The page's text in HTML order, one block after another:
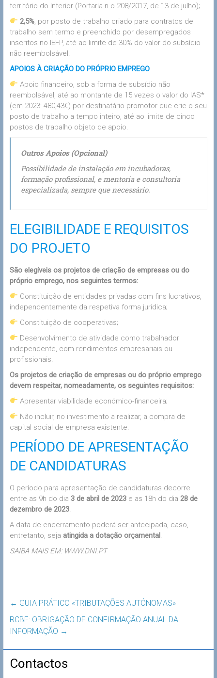
território do Interior (Portaria n.o 208/2017, de 13 de julho);
2,5%, por posto de trabalho criado para contratos de
trabalho sem termo e preenchido por desempregados
inscritos no IEFP, até ao limite de 30% do valor do subsídio
não reembolsável.
APOIOS À CRIAÇÃO DO PRÓPRIO EMPREGO
Apoio financeiro, sob a forma de subsídio não
reembolsável, até ao montante de 15 vezes o valor do IAS*
(em 2023: 480,43€) por destinatário promotor que crie o seu
posto de trabalho a tempo inteiro, até ao limite de cinco
postos de trabalho objeto de apoio.
Outros Apoios (Opcional)
Possibilidade de instalação em incubadoras,
formação profissional, e mentoria e consultoria
especializada, sempre que necessário.
ELEGIBILIDADE E REQUISITOS
DO PROJETO
São elegíveis os projetos de criação de empresas ou do
próprio emprego, nos seguintes termos:
Constituição de entidades privadas com fins lucrativos,
independentemente da respetiva forma jurídica;
Constituição de cooperativas;
Desenvolvimento de atividade como trabalhador
independente, com rendimentos empresariais ou
profissionais.
Os projetos de criação de empresas ou do próprio emprego
devem respeitar, nomeadamente, os seguintes requisitos:
Apresentar viabilidade económico-financeira;
Não incluir, no investimento a realizar, a compra de
capital social de empresa existente.
PERÍODO DE APRESENTAÇÃO
DE CANDIDATURAS
O período para apresentação de candidaturas decorre
entre as 9h do dia 3 de abril de 2023 e as 18h do dia 28 de
dezembro de 2023.
A data de encerramento poderá ser antecipada, caso,
entretanto, seja atingida a dotação orçamental.
SAIBA MAIS EM: WWW.DNI.PT
← GUIA PRÁTICO «TRIBUTAÇÕES AUTÓNOMAS»
RCBE: OBRIGAÇÃO DE CONFIRMAÇÃO ANUAL DA
INFORMAÇÃO →
Contactos